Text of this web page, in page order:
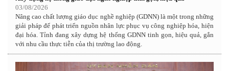
03/08/2026
Nâng cao chất lượng giáo dục nghề nghiệp (GDNN) là một trong những
giải pháp để phát triển nguồn nhân lực phục vụ công nghiệp hóa, hiện
đại hóa. Tỉnh đang xây dựng hệ thống GDNN tinh gọn, hiệu quả, gắn
với nhu cầu thực tiễn của thị trường lao động.